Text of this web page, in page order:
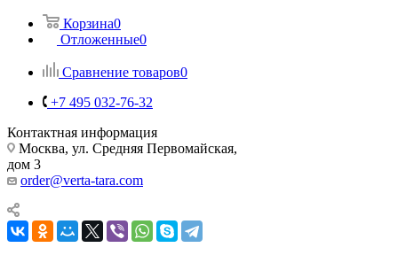
Корзина0
Отложенные0
Сравнение товаров0
+7 495 032-76-32
Контактная информация
Москва, ул. Средняя Первомайская,
дом 3
order@verta-tara.com